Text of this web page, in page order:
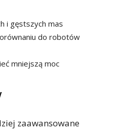
i gęstszych mas
do robotów
mniejszą moc
zaawansowane